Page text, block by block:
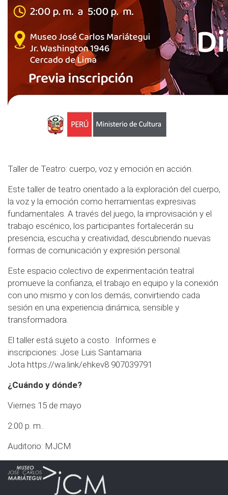
Taller de Teatro: cuerpo, voz y emoción en acción.
Este taller de teatro orientado a la exploración del cuerpo,
la voz y la emoción como herramientas expresivas
fundamentales. A través del juego, la improvisación y el
trabajo escénico, los participantes fortalecerán su
presencia, escucha y creatividad, descubriendo nuevas
formas de comunicación y expresión personal.
Este espacio colectivo de experimentación teatral
promueve la confianza, el trabajo en equipo y la conexión
con uno mismo y con los demás, convirtiendo cada
sesión en una experiencia dinámica, sensible y
transformadora.
El taller está sujeto a costo. Informes e
inscripciones: Jose Luis Santamaria
Jota https://wa.link/ehkev8 907039791
¿Cuándo y dónde?
Viernes 15 de mayo
2:00 p. m..
Auditorio: MJCM